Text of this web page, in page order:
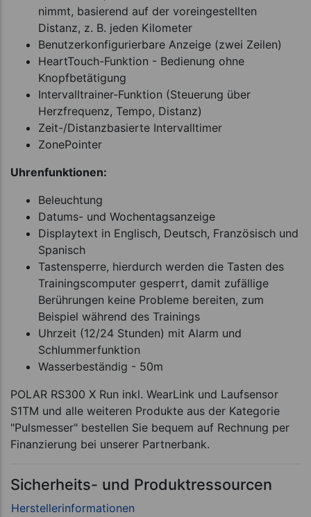
nimmt, basierend auf der voreingestellten
Distanz, z. B. jeden Kilometer
Benutzerkonfigurierbare Anzeige (zwei Zeilen)
HeartTouch-Funktion - Bedienung ohne
Knopfbetätigung
Intervalltrainer-Funktion (Steuerung über
Herzfrequenz, Tempo, Distanz)
Zeit-/Distanzbasierte Intervalltimer
ZonePointer
Uhrenfunktionen:
Beleuchtung
Datums- und Wochentagsanzeige
Displaytext in Englisch, Deutsch, Französisch und
Spanisch
Tastensperre, hierdurch werden die Tasten des
Trainingscomputer gesperrt, damit zufällige
Berührungen keine Probleme bereiten, zum
Beispiel während des Trainings
Uhrzeit (12/24 Stunden) mit Alarm und
Schlummerfunktion
Wasserbeständig - 50m
POLAR RS300 X Run inkl. WearLink und Laufsensor
S1TM und alle weiteren Produkte aus der Kategorie
"Pulsmesser" bestellen Sie bequem auf Rechnung per
Finanzierung bei unserer Partnerbank.
Sicherheits- und Produktressourcen